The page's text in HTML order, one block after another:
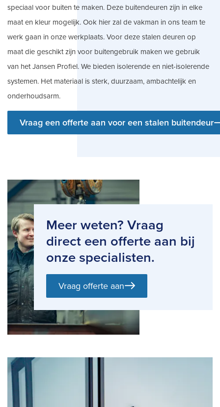
speciaal voor buiten te maken. Deze buitendeuren zijn in elke
maat en kleur mogelijk. Ook hier zal de vakman in ons team te
werk gaan in onze werkplaats. Voor deze stalen deuren op
maat die geschikt zijn voor buitengebruik maken we gebruik
van het Jansen Profiel. We bieden isolerende en niet-isolerende
systemen. Het materiaal is sterk, duurzaam, ambachtelijk en
onderhoudsarm.
Vraag een offerte aan voor een stalen buitendeur
Meer weten? Vraag
direct een offerte aan bij
onze specialisten.
Vraag offerte aan